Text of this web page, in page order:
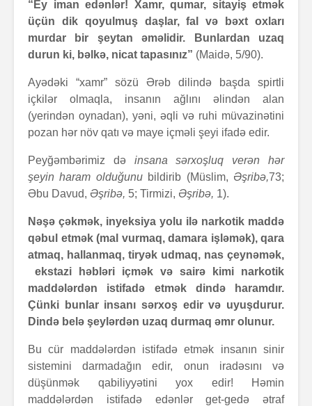
“Ey iman edənlər! Xamr, qumar, sitayiş etmək
üçün dik qoyulmuş daşlar, fal və bəxt oxları
murdar bir şeytan əməlidir. Bunlardan uzaq
durun ki, bəlkə, nicat tapasınız” (Maidə, 5/90).
Ayədəki “xamr” sözü Ərəb dilində başda spirtli
içkilər olmaqla, insanın ağlını əlindən alan
(yerindən oynadan), yəni, əqli və ruhi müvazinətini
pozan hər növ qatı və maye içməli şeyi ifadə edir.
Peyğəmbərimiz də insana sərxoşluq verən hər
şeyin haram olduğunubildirib (Müslim, Əşribə,73;
Əbu Davud, Əşribə, 5; Tirmizi, Əşribə, 1).
Nəşə çəkmək, inyeksiya yolu ilə narkotik maddə
qəbul etmək (mal vurmaq, damara işləmək), qara
atmaq, hallanmaq, tiryək udmaq, nas çeynəmək,
ekstazi həbləri içmək və sairə kimi narkotik
maddələrdən istifadə etmək dində haramdır.
Çünki bunlar insanı sərxoş edir və uyuşdurur.
Dində belə şeylərdən uzaq durmaq əmr olunur.
Bu cür maddələrdən istifadə etmək insanın sinir
sistemini darmadağın edir, onun iradəsını və
düşünmək qabiliyyətini yox edir! Həmin
maddələrdən istifadə edənlər get-gedə ətraf